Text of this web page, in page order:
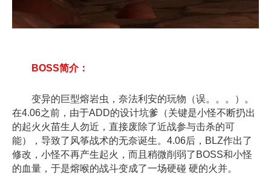
BOSS简介：
变异的巨型熔岩虫，奈法利安的玩物（误。。。）。
在4.06之前，由于ADD的设计坑爹（关键是小怪不断扔出
的起火火苗生人勿近，直接废除了近战参与击杀的可
能），导致了风筝战术的无奈诞生。4.06后，BLZ作出了
修改，小怪不再产生起火，而且稍微削弱了BOSS和小怪
的血量，于是熔喉的战斗变成了一场硬碰 硬的火并。